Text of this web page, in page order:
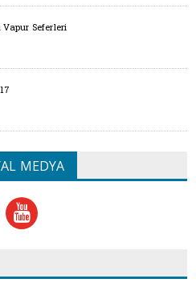
Vapur Seferleri
MEDYA